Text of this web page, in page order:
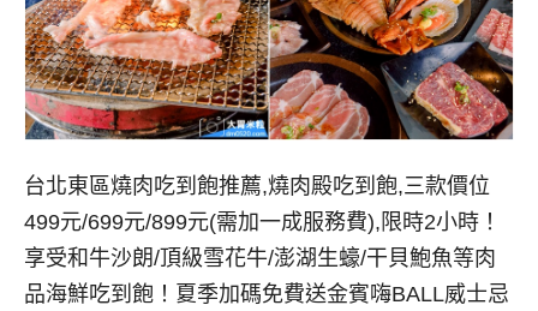
台北東區燒肉吃到飽推薦,燒肉殿吃到飽,三款價位
499元/699元/899元(需加一成服務費),限時2小時！
享受和牛沙朗/頂級雪花牛/澎湖生蠔/干貝鮑魚等肉
品海鮮吃到飽！夏季加碼免費送金賓嗨BALL威士忌